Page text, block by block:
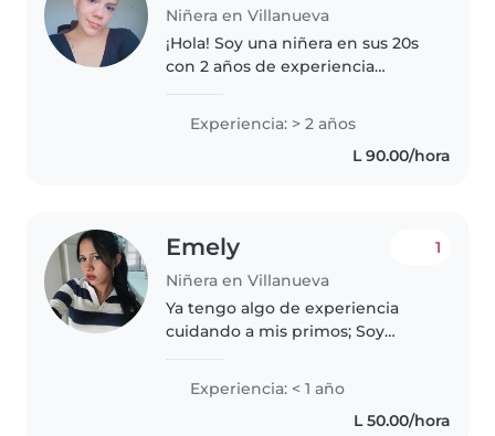
Niñera en Villanueva
¡Hola! Soy una niñera en sus 20s
con 2 años de experiencia
jardín de infantes y niños en
edad escolar. Soy responsable,
Experiencia: > 2 años
L 90.00/hora
Emely
Niñera en Villanueva
1
Ya tengo algo de experiencia
cuidando a mis primos; Soy
además de cuidar niños, me
siento cómoda con las mascotas
y la ayuda con la tarea. ¡Estoy..
Experiencia: < 1 año
L 50.00/hora